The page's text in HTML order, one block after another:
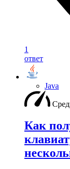
1
ответ
Java
Как